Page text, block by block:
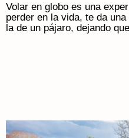
Volar en globo es una
perder en la vida, te da
la de un pájaro, dejando